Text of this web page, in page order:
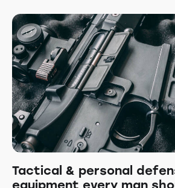
Tactical & personal
equipment every man